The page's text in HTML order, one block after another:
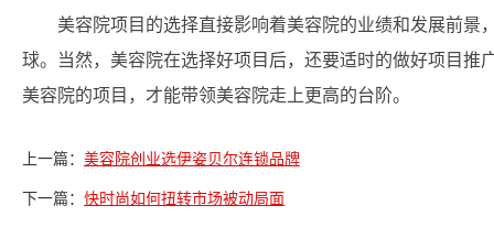
美容院项目的选择直接影响着美容院的业绩和发展前
球。当然，美容院在选择好项目后，还要适时的做好项目推
美容院的项目，才能带领美容院走上更高的台阶。
上一篇： 美容院创业选伊姿贝尔连锁品牌
下一篇： 快时尚如何扭转市场被动局面